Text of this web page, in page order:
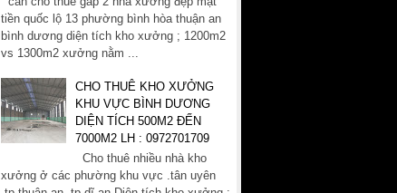
tiền quốc lộ 13 phường bình hòa thuận an
bình dương diện tích kho xưởng ; 1200m2
vs 1300m2 xưởng nằm ...
CHO THUÊ KHO XƯỞNG
KHU VỰC BÌNH DƯƠNG
DIỆN TÍCH 500M2 ĐẾN
7000M2 LH : 0972701709
Cho thuê nhiều nhà kho
xưởng ở các phường khu vực .tân uyên